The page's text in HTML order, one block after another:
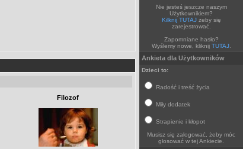
Filozof
Nie jesteś jeszcze naszym
Użytkownikiem?
Kilknij TUTAJżeby się
zarejestrować.
Zapomniane hasło?
Wyślemy nowe, kliknij TUTAJ.
Ankieta dla Użytkowników
Dzieci to:
Radość i treść życia
Miły dodatek
Strapienie i kłopot
Musisz się zalogować, żeby móc
głosować w tej Ankiecie.